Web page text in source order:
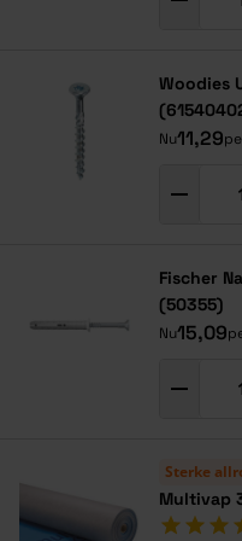
Woodies
Nu11,29
Fischer
(50355)
Nu15,09
Sterke
Multivap